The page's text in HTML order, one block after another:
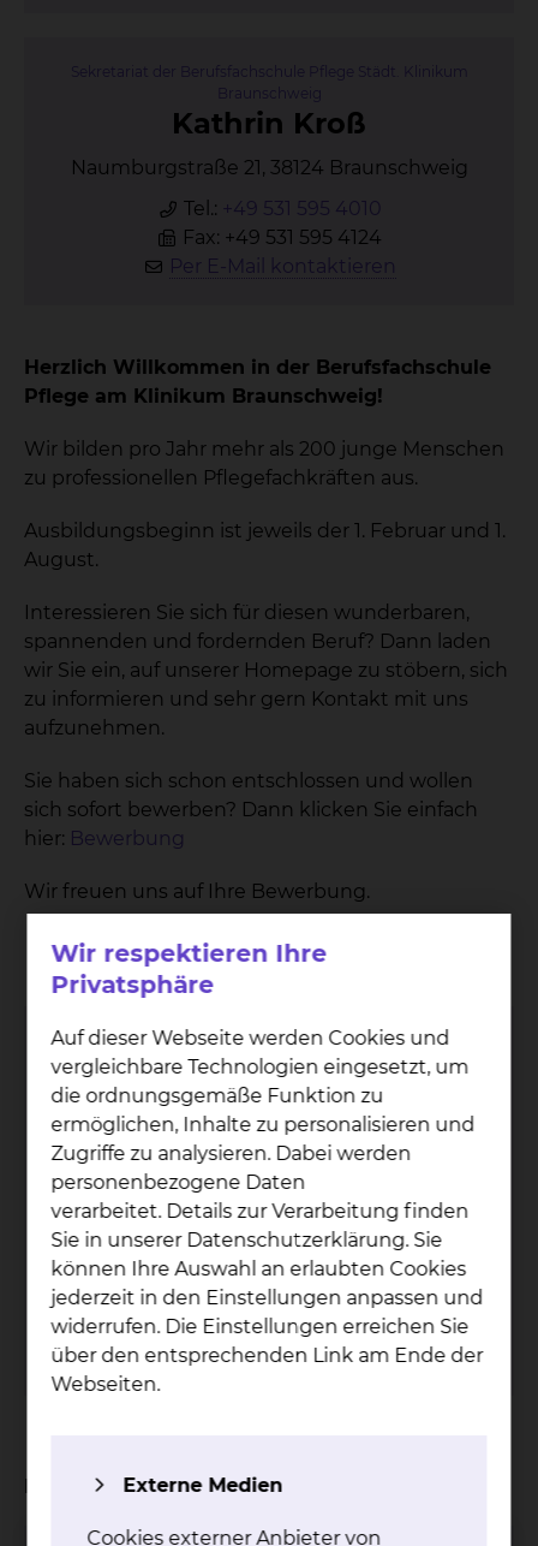
Sekretariat der Berufsfachschule Pflege Städt. Klinikum
Braunschweig
Kath­rin Kroß
Naumburgstraße 21, 38124 Braunschweig
Tel.: +49 531 595 4010
Fax: +49 531 595 4124
Per E-Mail kontaktieren
Herzlich Willkommen in der Berufsfachschule
Pflege am Klinikum Braunschweig!
Wir bilden pro Jahr mehr als 200 junge Menschen
zu professionellen Pflegefachkräften aus.
Ausbildungsbeginn ist jeweils der 1. Februar und 1.
August.
Interessieren Sie sich für diesen wunderbaren,
spannenden und fordernden Beruf? Dann laden
wir Sie ein, auf unserer Homepage zu stöbern, sich
zu informieren und sehr gern Kontakt mit uns
aufzunehmen.
Sie haben sich schon entschlossen und wollen
sich sofort bewerben? Dann klicken Sie einfach
hier: Bewerbung
Wir freuen uns auf Ihre Bewerbung.
Empfohlener redaktioneller Inhalt
An dieser Stelle sind externe Inhalte von
Amazon Cloud-Speicherplaziert. Zum
Schutz Ihrer persönlichen Daten wird der
Inhalt erst angezeigt, wenn Sie in den
Cookie-Einstellungen die OptionExterne
Medienakzeptieren.
Cookie-Option'Externe Medien'
akzeptieren
Cookie-Einstellungen
Lernen in der Praxis - unsere Schülerstation
Wir respektieren Ihre
Privatsphäre
Auf dieser Webseite werden Cookies und
vergleichbare Technologien eingesetzt, um
die ordnungsgemäße Funktion zu
ermöglichen, Inhalte zu personalisieren und
Zugriffe zu analysieren. Dabei werden
personenbezogene Daten
verarbeitet. Details zur Verarbeitung finden
Sie in unserer Datenschutzerklärung. Sie
können Ihre Auswahl an erlaubten Cookies
jederzeit in den Einstellungen anpassen und
widerrufen. Die Einstellungen erreichen Sie
über den entsprechenden Link am Ende der
Webseiten.
Externe Medien
Cookies externer Anbieter von